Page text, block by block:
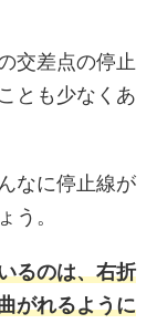
交差点の停止
とも少なくあ
なに停止線が
う。
るのは、右折
がれるように